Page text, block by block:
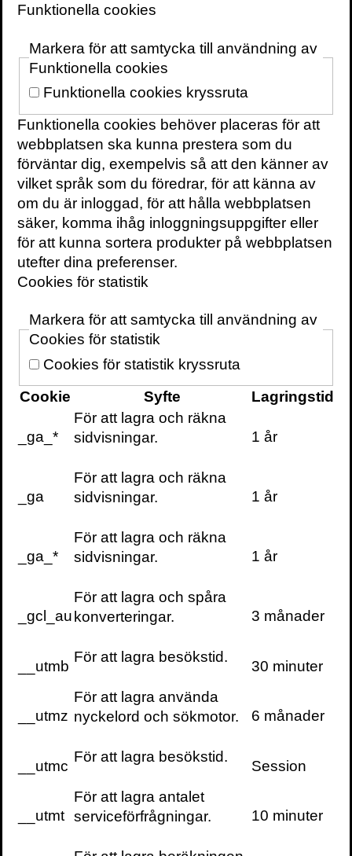
böcker,
evenemang
en gång i veckan till
din inbox
KONTAKTA OSS
Stora Nygatan 7
SE-111 27 Stockholm
Sweden
+46(0) 8 702 15 19
info@volante.se
Fler kontaktuppgifter
Cookieinställningar
Funktionella cookies
Markera för att samtycka till användning av
Funktionella cookies
Funktionella cookies kryssruta
Funktionella cookies behöver placeras för att
webbplatsen ska kunna prestera som du
förväntar dig, exempelvis så att den känner av
vilket språk som du föredrar, för att känna av
om du är inloggad, för att hålla webbplatsen
säker, komma ihåg inloggningsuppgifter eller
för att kunna sortera produkter på webbplatsen
utefter dina preferenser.
Cookies för statistik
Markera för att samtycka till användning av
Cookies för statistik
Cookies för statistik kryssruta
Cookie
Syfte Lagringstid
_ga_*
För att lagra och räkna
sidvisningar.
1 år
_ga
För att lagra och räkna
sidvisningar.
1 år
_ga_*
För att lagra och räkna
sidvisningar.
1 år
_gcl_au
För att lagra och spåra
konverteringar.
3 månader
__utmb
För att lagra besökstid.
30 minuter
__utmz
För att lagra använda
nyckelord och sökmotor.
6 månader
__utmc
För att lagra besökstid.
Session
__utmt
För att lagra antalet
serviceförfrågningar.
10 minuter